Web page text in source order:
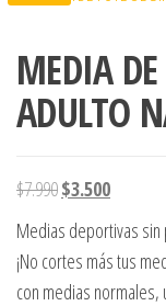
MEDIA
ADULTO
$7.990El precio original
$3.500El precio
Medias deportivas
¡No cortes más tus
con medias